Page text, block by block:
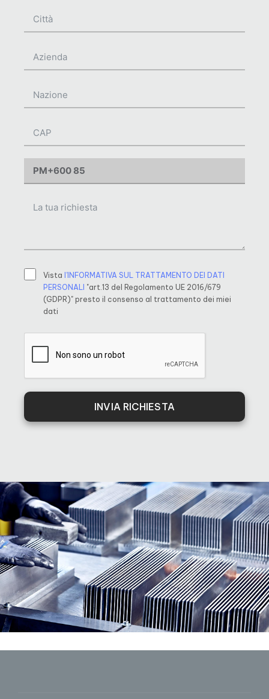
Vista l’INFORMATIVA SUL TRATTAMENTO DEI DATI
PERSONALI "art.13 del Regolamento UE 2016/679
(GDPR)" presto il consenso al trattamento dei miei
dati
INVIA RICHIESTA